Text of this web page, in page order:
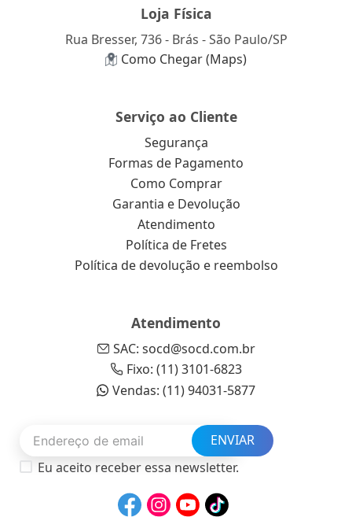
Loja Física
Rua Bresser, 736 - Brás - São Paulo/SP
Como Chegar (Maps)
Serviço ao Cliente
Segurança
Formas de Pagamento
Como Comprar
Garantia e Devolução
Atendimento
Política de Fretes
Política de devolução e reembolso
Atendimento
SAC: socd@socd.com.br
Fixo: (11) 3101-6823
Vendas: (11) 94031-5877
ENVIAR
Eu aceito receber essa newsletter.